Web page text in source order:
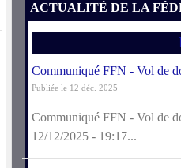
ACTUALITÉ DE LA
Communiqué FFN - Vol de
Publiée le 12 déc. 2025
Communiqué FFN - Vol de
12/12/2025 - 19:17...